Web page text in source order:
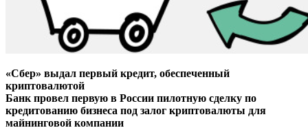
«Сбер» выдал первый кредит, обеспеченный
криптовалютой
Банк провел первую в России пилотную сделку по
кредитованию бизнеса под залог криптовалюты для
майнинговой компании